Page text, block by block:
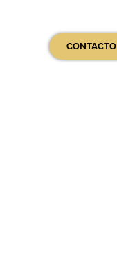
CONTACTO